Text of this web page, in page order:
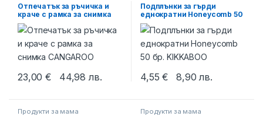
Отпечатък за ръчичка и
краче с рамка за снимка
CANGAROO
23,00€ 44,98лв.
Подплънки за гърди
еднократни Honeycomb 50
бр. KIKKABOO
4,55€ 8,90лв.
Продукти за мама Продукти за мама